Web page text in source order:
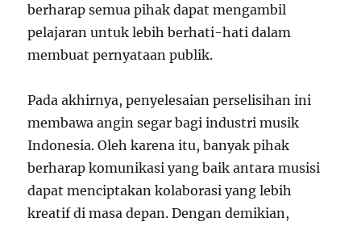
berharap semua pihak dapat mengambil
pelajaran untuk lebih berhati-hati dalam
membuat pernyataan publik.
Pada akhirnya, penyelesaian perselisihan ini
membawa angin segar bagi industri musik
Indonesia. Oleh karena itu, banyak pihak
berharap komunikasi yang baik antara musisi
dapat menciptakan kolaborasi yang lebih
kreatif di masa depan. Dengan demikian,